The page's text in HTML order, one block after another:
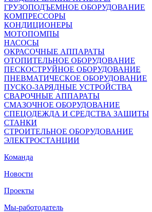
ГРУЗОПОДЪЕМНОЕ ОБОРУДОВАНИЕ
КОМПРЕССОРЫ
КОНДИЦИОНЕРЫ
МОТОПОМПЫ
НАСОСЫ
ОКРАСОЧНЫЕ АППАРАТЫ
ОТОПИТЕЛЬНОЕ ОБОРУДОВАНИЕ
ПЕСКОСТРУЙНОЕ ОБОРУДОВАНИЕ
ПНЕВМАТИЧЕСКОЕ ОБОРУДОВАНИЕ
ПУСКО-ЗАРЯДНЫЕ УСТРОЙСТВА
СВАРОЧНЫЕ АППАРАТЫ
СМАЗОЧНОЕ ОБОРУДОВАНИЕ
СПЕЦОДЕЖДА И СРЕДСТВА ЗАЩИТЫ
СТАНКИ
СТРОИТЕЛЬНОЕ ОБОРУДОВАНИЕ
ЭЛЕКТРОСТАНЦИИ
Команда
Новости
Проекты
Мы-работодатель